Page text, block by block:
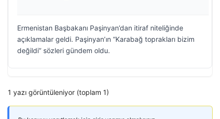
Ermenistan Başbakanı Paşinyan’dan itiraf niteliğinde
açıklamalar geldi. Paşinyan’ın “Karabağ toprakları bizim
değildi” sözleri gündem oldu.
1 yazı görüntüleniyor (toplam 1)